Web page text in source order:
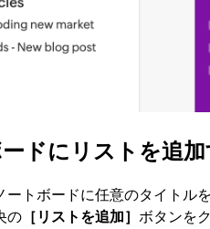
ドにリストを追
ートボードに任意のタイトル
の ［リストを追加］ ボタンを